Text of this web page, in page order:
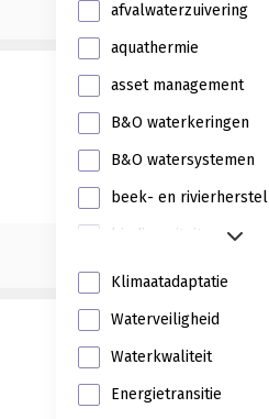
afvalwaterzuivering
aquathermie
asset management
B&O waterkeringen
B&O watersystemen
beek- en rivierherstel
biodiversiteit
Klimaatadaptatie
Waterveiligheid
Waterkwaliteit
Energietransitie